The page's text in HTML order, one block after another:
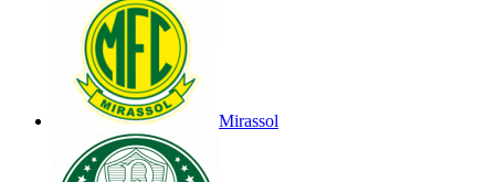
Mirassol